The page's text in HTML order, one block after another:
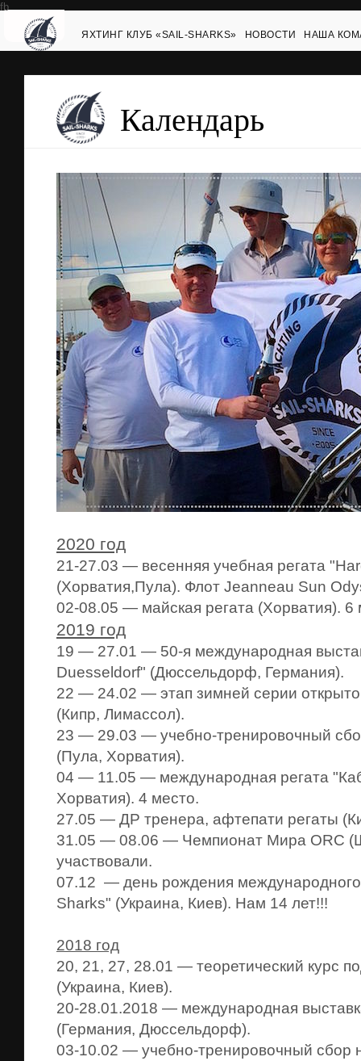
fb
ЯХТИНГ КЛУБ «SAIL-SHARKS» НОВОСТИ НАША
Календарь
2020 год
21-27.03 — весенняя учебная регата
(Хорватия,Пула). Флот Jeanneau Sun
02-08.05 — майская регата (Хорватия). 6
2019 год
19 — 27.01 — 50-я международная
Duesseldorf" (Дюссельдорф, Германия).
22 — 24.02 — этап зимней серии
(Кипр, Лимассол).
23 — 29.03 — учебно-тренировочный
(Пула, Хорватия).
04 — 11.05 — международная регата
Хорватия). 4 место.
27.05 — ДР тренера, афтепати регаты
31.05 — 08.06 — Чемпионат Мира ORC
участвовали.
07.12 — день рождения международного
Sharks" (Украина, Киев). Нам 14 лет!!!
2018 год
20, 21, 27, 28.01 — теоретический курс
(Украина, Киев).
20-28.01.2018 — международная
(Германия, Дюссельдорф).
03-10.02 — учебно-тренировочный сбор